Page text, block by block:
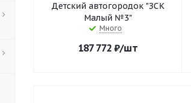
Детский автогородок "ЗСК
Малый №3"
Много
187 772 ₽/шт